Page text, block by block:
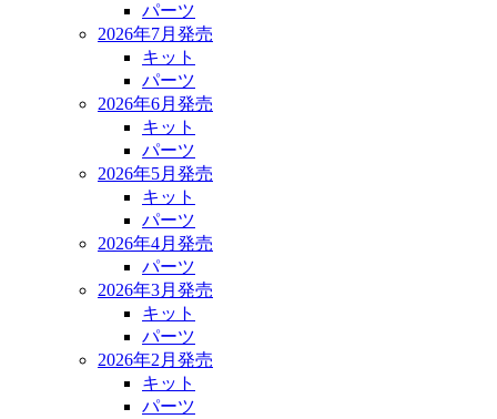
パーツ
2026年7月発売
キット
パーツ
2026年6月発売
キット
パーツ
2026年5月発売
キット
パーツ
2026年4月発売
パーツ
2026年3月発売
キット
パーツ
2026年2月発売
キット
パーツ